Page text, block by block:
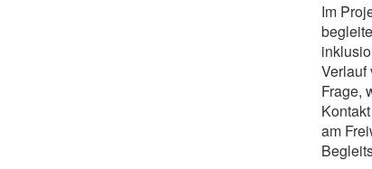
Im
Verlauf
Frage,
am